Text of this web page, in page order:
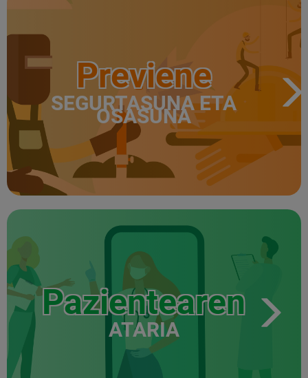
Previene
SEGURTASUNA ETA
OSASUNA
Pazientearen
ATARIA